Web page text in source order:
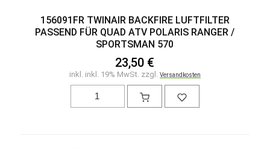
156091FR TWINAIR BACKFIRE LUFTFILTER
PASSEND FÜR QUAD ATV POLARIS RANGER /
SPORTSMAN 570
23,50 €
inkl. inkl. 19% MwSt. zzgl. Versandkosten